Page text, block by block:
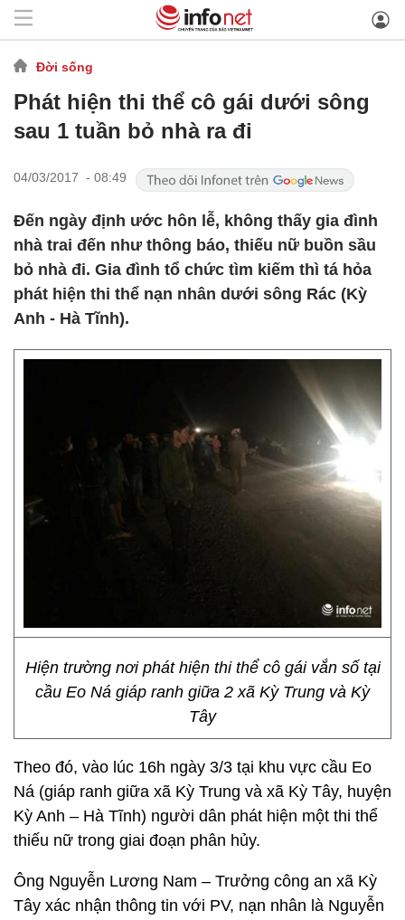
Đời sống
Phát hiện thi thể cô gái dưới sông
sau 1 tuần bỏ nhà ra đi
04/03/2017 - 08:49
Đến ngày định ước hôn lễ, không thấy gia đình
nhà trai đến như thông báo, thiếu nữ buồn sầu
bỏ nhà đi. Gia đình tổ chức tìm kiếm thì tá hỏa
phát hiện thi thể nạn nhân dưới sông Rác (Kỳ
Anh - Hà Tĩnh).
Hiện trường nơi phát hiện thi thể cô gái vắn số tại
cầu Eo Ná giáp ranh giữa 2 xã Kỳ Trung và Kỳ
Tây
Theo đó, vào lúc 16h ngày 3/3 tại khu vực cầu Eo
Ná (giáp ranh giữa xã Kỳ Trung và xã Kỳ Tây, huyện
Kỳ Anh – Hà Tĩnh) người dân phát hiện một thi thể
thiếu nữ trong giai đoạn phân hủy.
Ông Nguyễn Lương Nam – Trưởng công an xã Kỳ
Tây xác nhận thông tin với PV, nạn nhân là Nguyễn